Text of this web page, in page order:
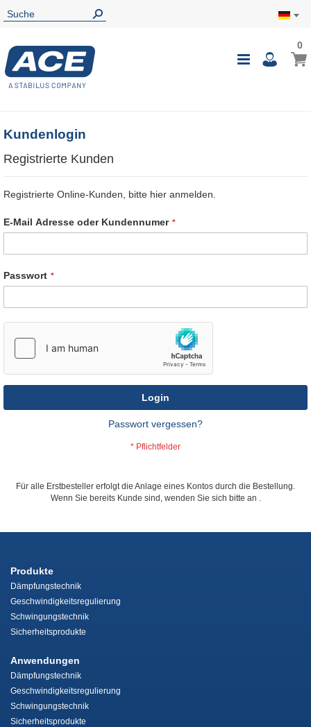
00
Kundenlogin
Registrierte Kunden
Registrierte Online-Kunden, bitte hier anmelden.
E-Mail Adresse oder Kundennumer
Passwort
Login
Passwort vergessen?
Für alle Erstbesteller erfolgt die Anlage eines Kontos durch die Bestellung.
Wenn Sie bereits Kunde sind, wenden Sie sich bitte an .
Produkte
Dämpfungstechnik
Geschwindigkeitsregulierung
Schwingungstechnik
Sicherheitsprodukte
Anwendungen
Dämpfungstechnik
Geschwindigkeitsregulierung
Schwingungstechnik
Sicherheitsprodukte